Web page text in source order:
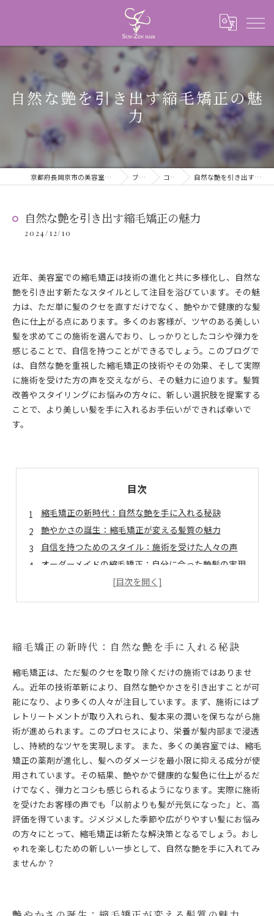
自然な艶を引き出す縮毛矯正の魅
力
京都府長岡京市の美容室ならSUN-ZEN HAIR ブログ コラム 自然な艶を引き出す縮毛矯正の魅力
自然な艶を引き出す縮毛矯正の魅力
2024/12/10
近年、美容室での縮毛矯正は技術の進化と共に多様化し、自然な
艶を引き出す新たなスタイルとして注目を浴びています。その魅
力は、ただ単に髪のクセを直すだけでなく、艶やかで健康的な髪
色に仕上がる点にあります。多くのお客様が、ツヤのある美しい
髪を求めてこの施術を選んでおり、しっかりとしたコシや弾力を
感じることで、自信を持つことができるでしょう。このブログで
は、自然な艶を重視した縮毛矯正の技術やその効果、そして実際
に施術を受けた方の声を交えながら、その魅力に迫ります。髪質
改善やスタイリングにお悩みの方々に、新しい選択肢を提案する
ことで、より美しい髪を手に入れるお手伝いができれば幸いで
す。
目次
縮毛矯正の新時代：自然な艶を手に入れる秘訣
艶やかさの誕生：縮毛矯正が変える髪質の魅力
自信を持つためのスタイル：施術を受けた人々の声
オーダーメイドの縮毛矯正：自分に合った艶髪の実現
美容室の進化：自然な艶を引き出す技術の深層
縮毛矯正の新時代：自然な艶を手に入れる秘訣
縮毛矯正は、ただ髪のクセを取り除くだけの施術ではありませ
ん。近年の技術革新により、自然な艶やかさを引き出すことが可
能になり、より多くの人々が注目しています。まず、施術にはプ
レトリートメントが取り入れられ、髪本来の潤いを保ちながら施
術が進められます。このプロセスにより、栄養が髪内部まで浸透
し、持続的なツヤを実現します。 また、多くの美容室では、縮毛
矯正の薬剤が進化し、髪へのダメージを最小限に抑える成分が使
用されています。その結果、艶やかで健康的な髪色に仕上がるだ
けでなく、弾力とコシも感じられるようになります。実際に施術
を受けたお客様の声でも「以前よりも髪が元気になった」と、高
評価を得ています。ジメジメした季節や広がりやすい髪にお悩み
の方々にとって、縮毛矯正は新たな解決策となるでしょう。おし
ゃれを楽しむための新しい一歩として、自然な艶を手に入れてみ
ませんか？